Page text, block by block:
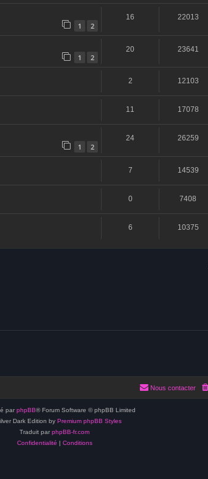
1 2
16 22013
1 2
20 23641
2 12103
11 17078
1 2
24 26259
7 14539
0 7408
6 10375
Nous contacter
par phpBB® Forum Software © phpBB Limited
Dark Edition by Premium phpBB Styles
Traduit par phpBB-fr.com
Confidentialité | Conditions